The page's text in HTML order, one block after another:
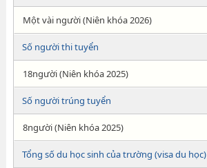
Một vài người (Niên khóa 2026)
Số người thi tuyển
18người (Niên khóa 2025)
Số người trúng tuyển
8người (Niên khóa 2025)
Tổng số du học sinh của trường (visa du học)